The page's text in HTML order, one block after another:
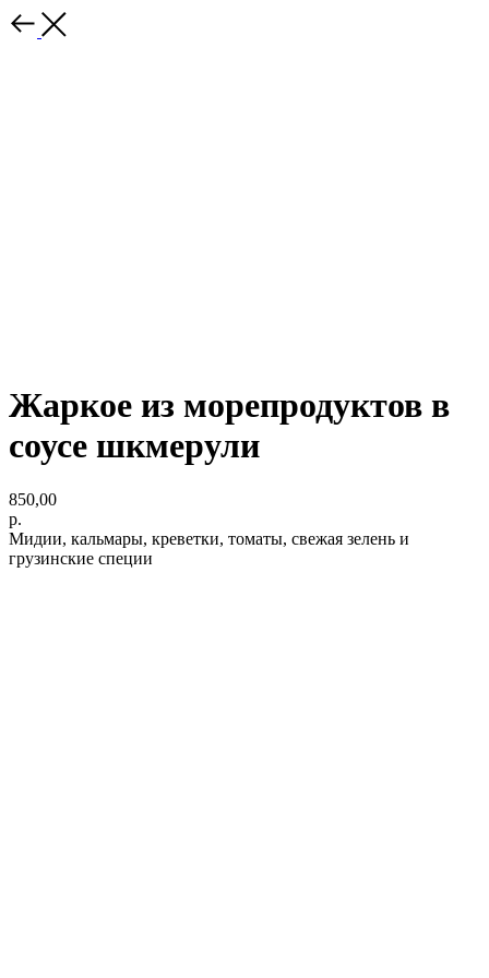
Жаркое из морепродуктов в
соусе шкмерули
850,00
р.
Мидии, кальмары, креветки, томаты, свежая зелень и
грузинские специи